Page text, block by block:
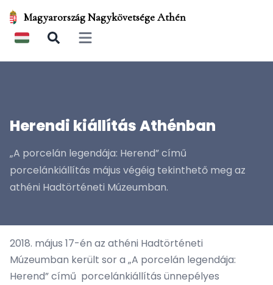
Magyarország Nagykövetsége Athén
Open main menu
Herendi kiállítás Athénban
„A porcelán legendája: Herend” című
porcelánkiállítás május végéig tekinthető meg az
athéni Hadtörténeti Múzeumban.
2018. május 17-én az athéni Hadtörténeti
Múzeumban került sor a „A porcelán legendája:
Herend” című porcelánkiállítás ünnepélyes